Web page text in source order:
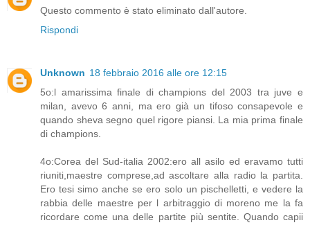
Questo commento è stato eliminato dall'autore.
Rispondi
Unknown 18 febbraio 2016 alle ore 12:15
5o:l amarissima finale di champions del 2003 tra juve e
milan, avevo 6 anni, ma ero già un tifoso consapevole e
quando sheva segno quel rigore piansi. La mia prima finale
di champions.
4o:Corea del Sud-italia 2002:ero all asilo ed eravamo tutti
riuniti,maestre comprese,ad ascoltare alla radio la partita.
Ero tesi simo anche se ero solo un pischelletti, e vedere la
rabbia delle maestre per l arbitraggio di moreno me la fa
ricordare come una delle partite più sentite. Quando capii